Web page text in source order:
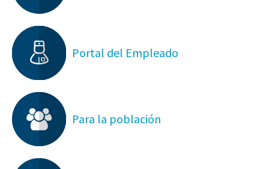
Portal del Empleado
Para la población